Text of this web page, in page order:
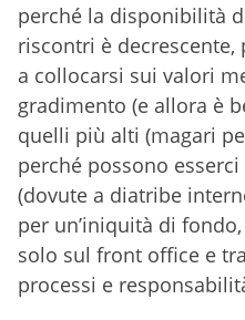
perché la disponibilità
riscontri è decrescente,
a collocarsi sui valori
gradimento (e allora è
quelli più alti (magari
perché possono
(dovute a diatribe
per un’iniquità di
solo sul front office e
processi e